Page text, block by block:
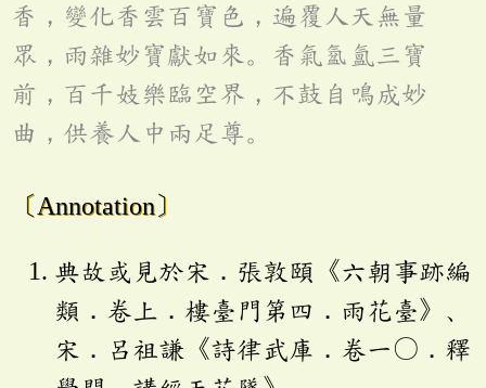
香，變化香雲百寶色，遍覆人天無量
眾，雨雜妙寶獻如來。香氣氳三寶
前，百千妓樂臨空界，不鼓自鳴成妙
曲，供養人中兩足尊。
〔Annotation〕
典故或見於宋．張敦頤《六朝事跡編
類．卷上．樓臺門第四．雨花臺》、
宋．呂祖謙《詩律武庫．卷一〇．釋